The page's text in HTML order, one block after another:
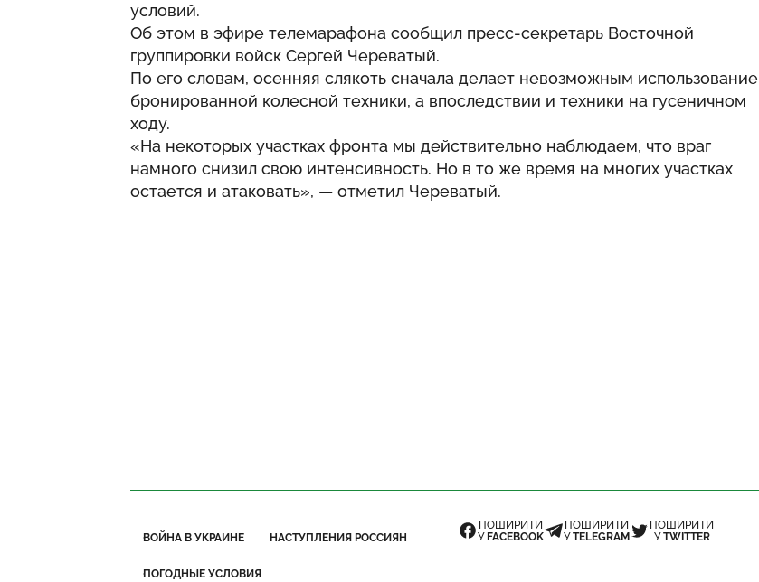
условий.
Об этом в эфире телемарафона сообщил пресс-секретарь Восточной
группировки войск Сергей Череватый.
По его словам, осенняя слякоть сначала делает невозможным использование
бронированной колесной техники, а впоследствии и техники на гусеничном
ходу.
«На некоторых участках фронта мы действительно наблюдаем, что враг
намного снизил свою интенсивность. Но в то же время на многих участках
остается и атаковать», — отметил Череватый.
ВОЙНА В УКРАИНЕ НАСТУПЛЕНИЯ РОССИЯН
ПОГОДНЫЕ УСЛОВИЯ
ПОШИРИТИ
У FACEBOOK
ПОШИРИТИ
УTELEGRAM
ПОШИРИТИ
УTWITTER